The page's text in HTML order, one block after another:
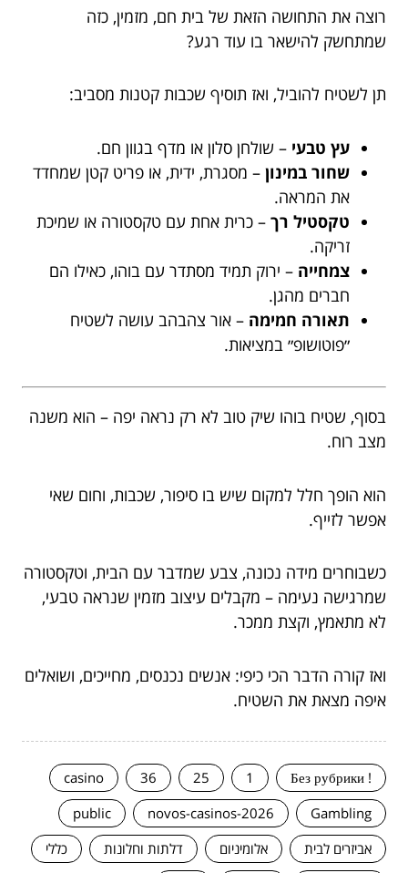
רוצה את התחושה הזאת של בית חם, מזמין, כזה
שמתחשק להישאר בו עוד רגע?
תן לשטיח להוביל, ואז תוסיף שכבות קטנות מסביב:
עץ טבעי – שולחן סלון או מדף בגוון חם.
שחור במינון – מסגרת, ידית, או פריט קטן שמחדד
את המראה.
טקסטיל רך – כרית אחת עם טקסטורה או שמיכת
זריקה.
צמחייה – ירוק תמיד מסתדר עם בוהו, כאילו הם
חברים מהגן.
תאורה חמימה – אור צהבהב עושה לשטיח
״פוטושופ״ במציאות.
בסוף, שטיח בוהו שיק טוב לא רק נראה יפה – הוא משנה
מצב רוח.
הוא הופך חלל למקום שיש בו סיפור, שכבות, וחום שאי
אפשר לזייף.
כשבוחרים מידה נכונה, צבע שמדבר עם הבית, וטקסטורה
שמרגישה נעימה – מקבלים עיצוב מזמין שנראה טבעי,
לא מתאמץ, וקצת ממכר.
ואז קורה הדבר הכי כיפי: אנשים נכנסים, מחייכים, ושואלים
איפה מצאת את השטיח.
! Без рубрики
1
25
36
casino
Gambling
novos-casinos-2026
public
אביזרים לבית
אלומיניום דלתות וחלונות
כללי